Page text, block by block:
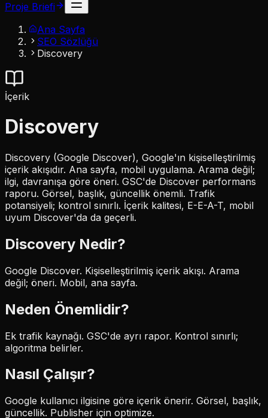
Proje Briefi
Ana Sayfa
SEO Sözlüğü
Discovery
İçerik
Discovery
Discovery (Google Discover), Google'ın kişiselleştirilmiş
içerik akışıdır. Ana sayfa, mobil uygulama. Arama değil;
ilgi, davranışa göre öneri. GSC'de Discover performans
raporu. Görsel, başlık, güncellik önemli. Trafik
potansiyeli; kontrol sınırlı. İçerik kalitesi, E-E-A-T, mobil
uyum Discover'da da geçerli.
Discovery Nedir?
Google Discover. Kişiselleştirilmiş içerik akışı. Arama
değil; öneri. Mobil, ana sayfa.
Neden Önemlidir?
Ek trafik kaynağı. GSC'de ayrı rapor. Kontrol sınırlı;
algoritma belirler.
Nasıl Çalışır?
Google kullanıcı ilgisine göre içerik önerir. Görsel, başlık,
güncellik. Publisher için optimize.